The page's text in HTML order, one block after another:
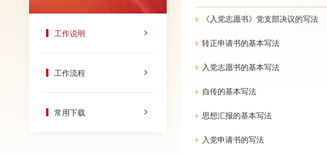
工作说明
工作流程
常用下载
《入党志愿书》党支部决议的写法
转正申请书的基本写法
入党志愿书的基本写法
自传的基本写法
思想汇报的基本写法
入党申请书的写法